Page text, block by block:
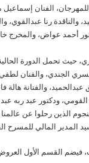
للمهرجان، الفنان
رنا عبدالقوي،
أحمد عواض، والمخرج
حيث تحمل الدورة
الجندي، والفنان
والفنانة هالة
ودكتور عبد ربه عبد
الذين رحلوا عن
المدير المالي للمسرح
ثلاثة أقسام تشمل 5 مسابقات، فيضم